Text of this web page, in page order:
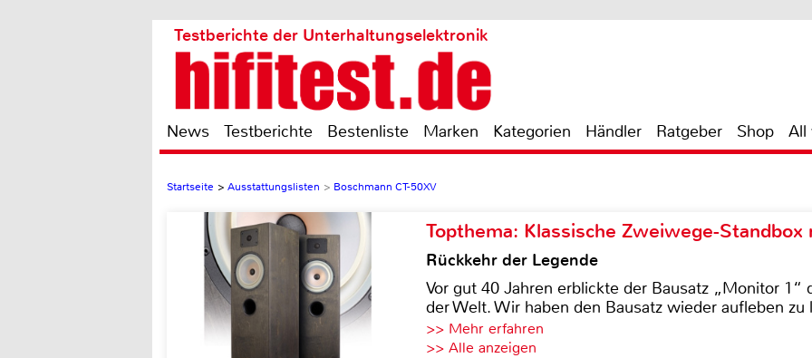
Testberichte der Unterhaltungselektronik
News Testberichte Bestenliste Marken Kategorien Händler Ratgeber Shop All
Startseite > Ausstattungslisten > Boschmann CT-50XV
Topthema: Klassische Zweiwege-
Rückkehr der Legende
Vor gut 40 Jahren erblickte der Bausatz „Monitor 1“
der Welt. Wir haben den Bausatz wieder aufleben zu
>> Mehr erfahren
>> Alle anzeigen